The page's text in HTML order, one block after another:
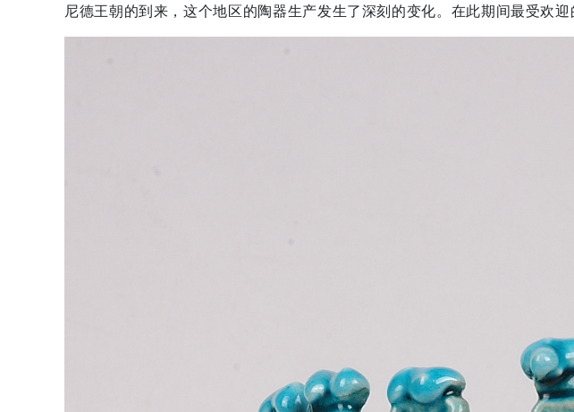
尼德王朝的到来，这个地区的陶器生产发生了深刻的变化。在此期间最受欢